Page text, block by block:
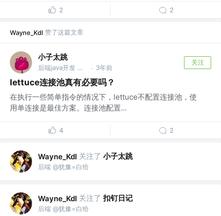
2 2
Wayne_Kdl 赞了这篇文章
小子太跳
后端java开发 @NIO · 3年前
关注
lettuce连接池真有必要吗？
在执行一些简单指令的情况下，lettuce不配置连接池，使
用单连接是最佳方案。连接池配置...
4 2
Wayne_Kdl 关注了 小子太跳
后端 @犹豫=白给
Wayne_Kdl 关注了 扣钉日记
后端 @犹豫=白给